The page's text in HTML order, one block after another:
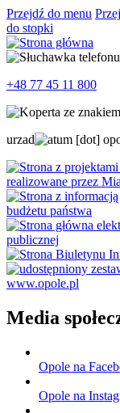
Przejdź do menu
do stopki
+48 77 45 11 800
urzad um [dot]
Media
Opole na
Opole na